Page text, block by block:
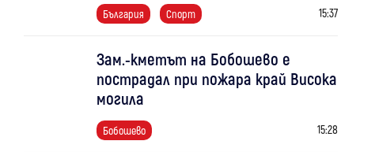
България Спорт 15:37
Зам.-кметът на Бобошево е
пострадал при пожара край Висока
могила
Бобошево 15:28